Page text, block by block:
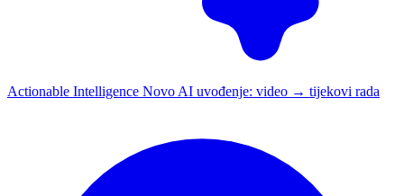
Actionable Intelligence Novo AI uvođenje: video → tijekovi rada